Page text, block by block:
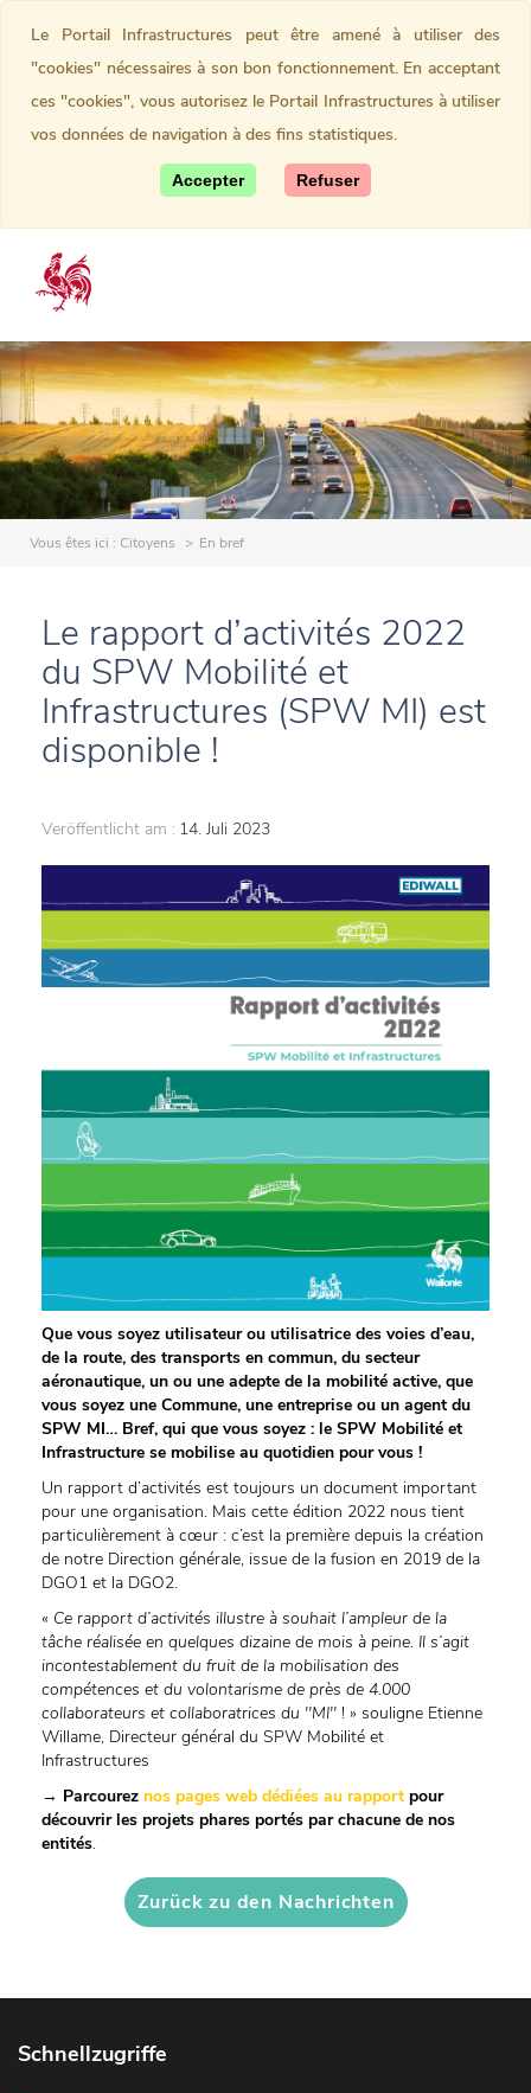
Vous êtes ici : Citoyens En bref
Le rapport d’activités 2022
du SPW Mobilité et
Infrastructures (SPW MI) est
disponible !
Veröffentlicht am : 14. Juli 2023
Que vous soyez utilisateur ou utilisatrice des voies d’eau,
de la route, des transports en commun, du secteur
aéronautique, un ou une adepte de la mobilité active, que
vous soyez une Commune, une entreprise ou un agent du
SPW MI… Bref, qui que vous soyez : le SPW Mobilité et
Infrastructure se mobilise au quotidien pour vous !
Un rapport d’activités est toujours un document important
pour une organisation. Mais cette édition 2022 nous tient
particulièrement à cœur : c’est la première depuis la création
de notre Direction générale, issue de la fusion en 2019 de la
DGO1 et la DGO2.
« Ce rapport d’activités illustre à souhait l’ampleur de la
tâche réalisée en quelques dizaine de mois à peine. Il s’agit
incontestablement du fruit de la mobilisation des
compétences et du volontarisme de près de 4.000
collaborateurs et collaboratrices du ''MI'' ! » souligne Etienne
Willame, Directeur général du SPW Mobilité et
Infrastructures
→ Parcourez nos pages web dédiées au rapport pour
découvrir les projets phares portés par chacune de nos
entités.
Zurück zu den Nachrichten
Schnellzugriffe
Le Portail Infrastructures peut être amené à utiliser des
"cookies" nécessaires à son bon fonctionnement. En acceptant
ces "cookies", vous autorisez le Portail Infrastructures à utiliser
vos données de navigation à des fins statistiques.
Accepter Refuser